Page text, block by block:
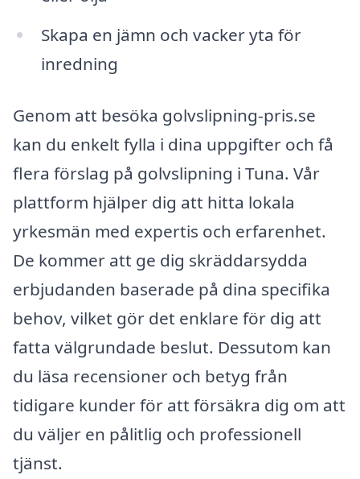
Skapa en jämn och vacker yta för
inredning
Genom att besöka golvslipning-pris.se
kan du enkelt fylla i dina uppgifter och få
flera förslag på golvslipning i Tuna. Vår
plattform hjälper dig att hitta lokala
yrkesmän med expertis och erfarenhet.
De kommer att ge dig skräddarsydda
erbjudanden baserade på dina specifika
behov, vilket gör det enklare för dig att
fatta välgrundade beslut. Dessutom kan
du läsa recensioner och betyg från
tidigare kunder för att försäkra dig om att
du väljer en pålitlig och professionell
tjänst.